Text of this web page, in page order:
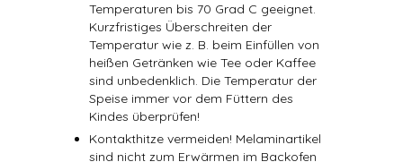
Temperaturen bis 70 Grad C geeignet.
Kurzfristiges Überschreiten der
Temperatur wie z. B. beim Einfüllen von
heißen Getränken wie Tee oder Kaffee
sind unbedenklich. Die Temperatur der
Speise immer vor dem Füttern des
Kindes überprüfen!
Kontakthitze vermeiden! Melaminartikel
sind nicht zum Erwärmen im Backofen